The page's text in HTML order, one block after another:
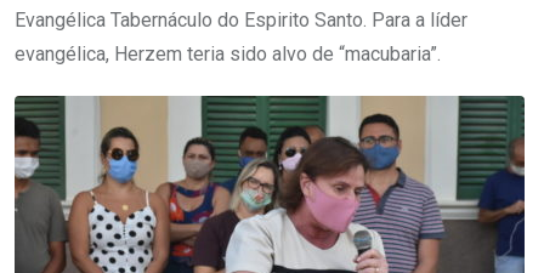
Evangélica Tabernáculo do Espirito Santo. Para a líder
evangélica, Herzem teria sido alvo de “macubaria”.